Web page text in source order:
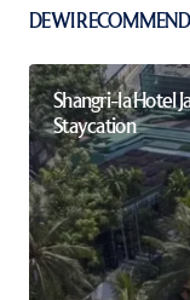
DEWI
Shangri-la Hotel
Staycation